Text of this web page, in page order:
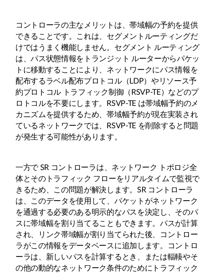
コントローラの主なメリットは、帯域幅の予約を提供
できることです。これは、セグメントルーティングだ
けではうまく機能しません。セグメント ルーティング
は、パス状態情報をトランジット ルーターからパケッ
トに移動することにより、ネットワークにパス情報を
配布するラベル配布プロトコル（LDP）やリソース予
約プロトコル トラフィック制御（RSVP-TE）などのプ
ロトコルを不要にします。RSVP-TE は帯域幅予約のメ
カニズムを提供するため、帯域幅予約が現在実装され
ているネットワークでは、RSVP-TE を削除すると問題
が発生する可能性があります。
一方で SR コントローラは、ネットワーク トポロジ全
体とそのトラフィック フローをリアルタイムで監視で
きるため、この問題が解決します。SR コントローラ
は、このデータを使用して、パケットがネットワーク
を通過する必要のある明示的なパスを決定し、そのパ
スに帯域幅を割り当てることもできます。パスが計算
され、リンク帯域幅が割り当てられた後、コントロー
ラがこの情報をデータベースに追加します。コントロ
ーラは、新しいパスを計算するとき、または輻輳やそ
の他の動的なネットワーク条件のためにトラフィック